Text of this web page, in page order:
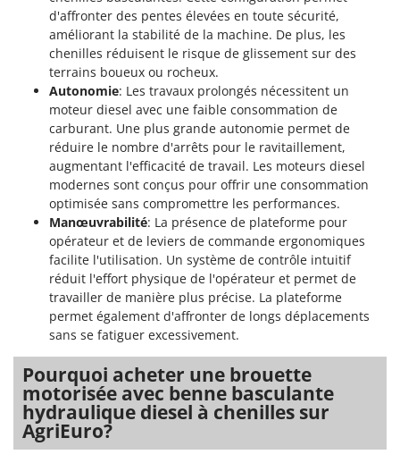
Smeg
Snapper
Solidur
Spice Electronics
Spiralmac
Spring Protezione
Spyro
Stanley
Stiga
Stocker
Sunseeker
TecnoGen
Tellarini Pompe
Telwin
d'affronter des pentes élevées en toute sécurité,
améliorant la stabilité de la machine. De plus, les
chenilles réduisent le risque de glissement sur des
terrains boueux ou rocheux.
Autonomie: Les travaux prolongés nécessitent un
moteur diesel avec une faible consommation de
carburant. Une plus grande autonomie permet de
réduire le nombre d'arrêts pour le ravitaillement,
augmentant l'efficacité de travail. Les moteurs diesel
modernes sont conçus pour offrir une consommation
optimisée sans compromettre les performances.
Manœuvrabilité: La présence de plateforme pour
opérateur et de leviers de commande ergonomiques
facilite l'utilisation. Un système de contrôle intuitif
réduit l'effort physique de l'opérateur et permet de
travailler de manière plus précise. La plateforme
permet également d'affronter de longs déplacements
sans se fatiguer excessivement.
Pourquoi acheter une brouette
motorisée avec benne basculante
hydraulique diesel à chenilles sur
AgriEuro?